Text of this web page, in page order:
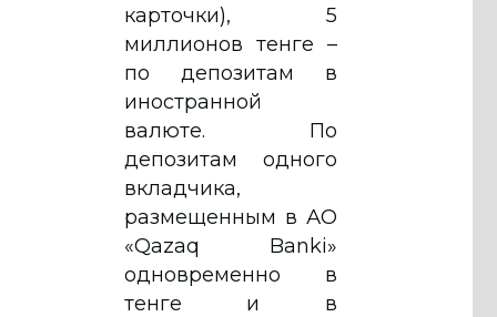
карточки), 5
миллионов тенге –
по депозитам в
иностранной
валюте. По
депозитам одного
вкладчика,
размещенным в АО
«Qazaq Banki»
одновременно в
тенге и в